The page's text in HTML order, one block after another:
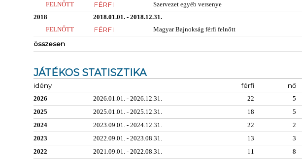
FELNŐTT
FÉRFI Szervezet egyéb versenye
2018
2018.01.01. - 2018.12.31.
FELNŐTT
FÉRFI Magyar Bajnokság férfi felnőtt
összesen
JÁTÉKOS STATISZTIKA
idény férfi nő
2026 2026.01.01. - 2026.12.31. 22 5
2025
2025.01.01. - 2025.12.31. 18 5
2024
2023.09.01. - 2024.12.31. 22 2
2023
2022.09.01. - 2023.08.31. 13 3
2022
2021.09.01. - 2022.08.31. 11 8